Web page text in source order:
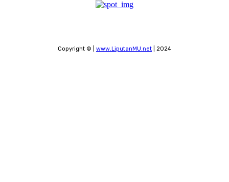
Copyright © | www.LiputanMU.net | 2024